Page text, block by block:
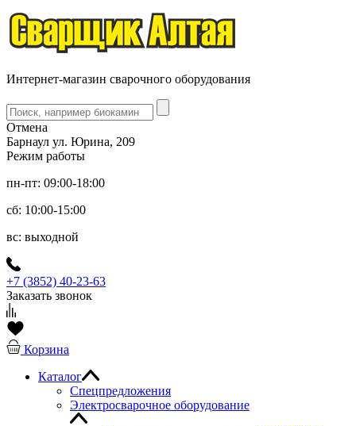
Интернет-магазин сварочного оборудования
Отмена
Барнаул ул. Юрина, 209
Режим работы
пн-пт: 09:00-18:00
сб: 10:00-15:00
вс: выходной
+7 (3852) 40-23-63
Заказать звонок
Корзина
Каталог
Спецпредложения
Электросварочное оборудование